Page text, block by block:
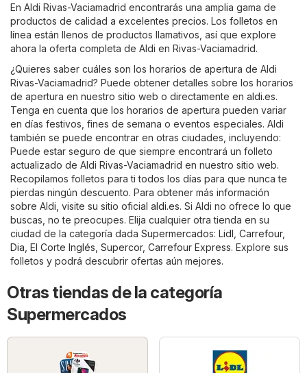
En Aldi Rivas-Vaciamadrid encontrarás una amplia gama de
productos de calidad a excelentes precios. Los folletos en
línea están llenos de productos llamativos, así que explore
ahora la oferta completa de Aldi en Rivas-Vaciamadrid.
¿Quieres saber cuáles son los horarios de apertura de Aldi
Rivas-Vaciamadrid? Puede obtener detalles sobre los horarios
de apertura en nuestro sitio web o directamente en aldi.es.
Tenga en cuenta que los horarios de apertura pueden variar
en días festivos, fines de semana o eventos especiales. Aldi
también se puede encontrar en otras ciudades, incluyendo:
Puede estar seguro de que siempre encontrará un folleto
actualizado de Aldi Rivas-Vaciamadrid en nuestro sitio web.
Recopilamos folletos para ti todos los días para que nunca te
pierdas ningún descuento. Para obtener más información
sobre Aldi, visite su sitio oficial aldi.es. Si Aldi no ofrece lo que
buscas, no te preocupes. Elija cualquier otra tienda en su
ciudad de la categoría dada Supermercados: Lidl Carrefour,
Dia El Corte Inglés Supercor, Carrefour Express. Explore sus
folletos y podrá descubrir ofertas aún mejores.
Otras tiendas de la categoría
Supermercados